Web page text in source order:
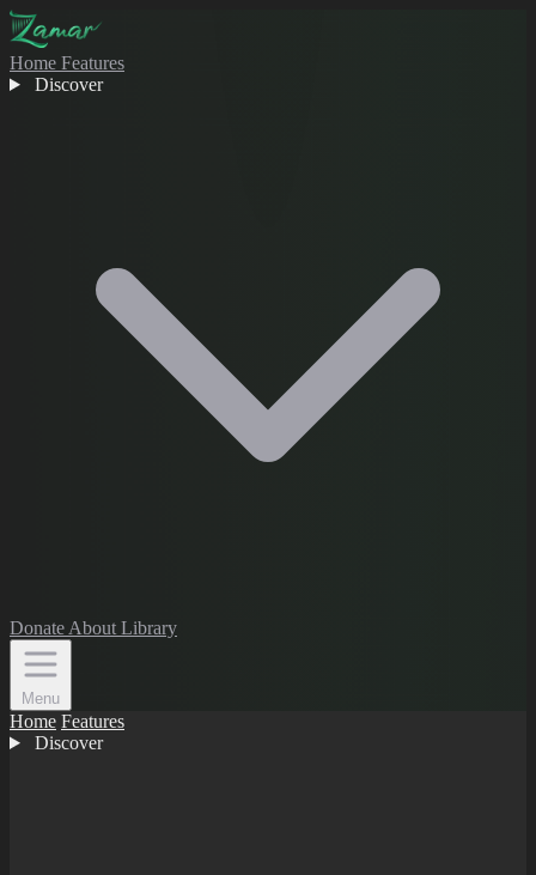
Home Features
Discover
Donate About Library
Menu
Home Features
Discover